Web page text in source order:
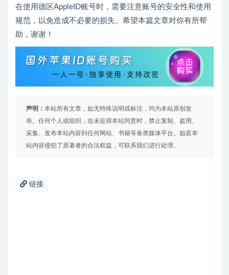
在使用德区AppleID账号时，需要注意账号的安全性和使用
规范，以免造成不必要的损失。希望本篇文章对你有所帮
助，谢谢！
声明： 本站所有文章，如无特殊说明或标注，均为本站原创发
布。任何个人或组织，在未征得本站同意时，禁止复制、盗用、
采集、发布本站内容到任何网站、书籍等各类媒体平台。如若本
站内容侵犯了原著者的合法权益，可联系我们进行处理。
链接